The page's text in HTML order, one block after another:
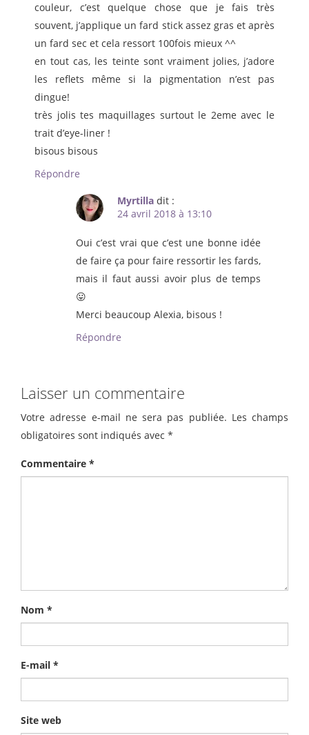
couleur, c’est quelque chose que je fais très
souvent, j’applique un fard stick assez gras et après
un fard sec et cela ressort 100fois mieux ^^
en tout cas, les teinte sont vraiment jolies, j’adore
les reflets même si la pigmentation n’est pas
dingue!
très jolis tes maquillages surtout le 2eme avec le
trait d’eye-liner !
bisous bisous
Répondre
Myrtilla dit :
24 avril 2018 à 13:10
Oui c’est vrai que c’est une bonne idée
de faire ça pour faire ressortir les fards,
mais il faut aussi avoir plus de temps
😛
Merci beaucoup Alexia, bisous !
Répondre
Laisser un commentaire
Votre adresse e-mail ne sera pas publiée. Les champs
obligatoires sont indiqués avec *
Commentaire *
Nom *
E-mail *
Site web